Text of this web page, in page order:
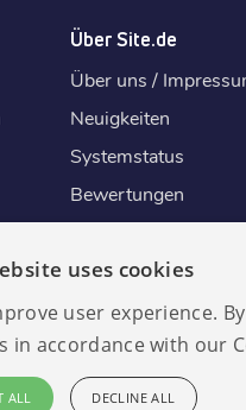
✨
Über Site.de
Über uns /
Neuigkeiten
Systemstatus
Bewertungen
Konditionen
Fair-Use-Politik
Widerrufsrechte
uses cookies
user experience.
in accordance with our
ALL DECLINE ALL